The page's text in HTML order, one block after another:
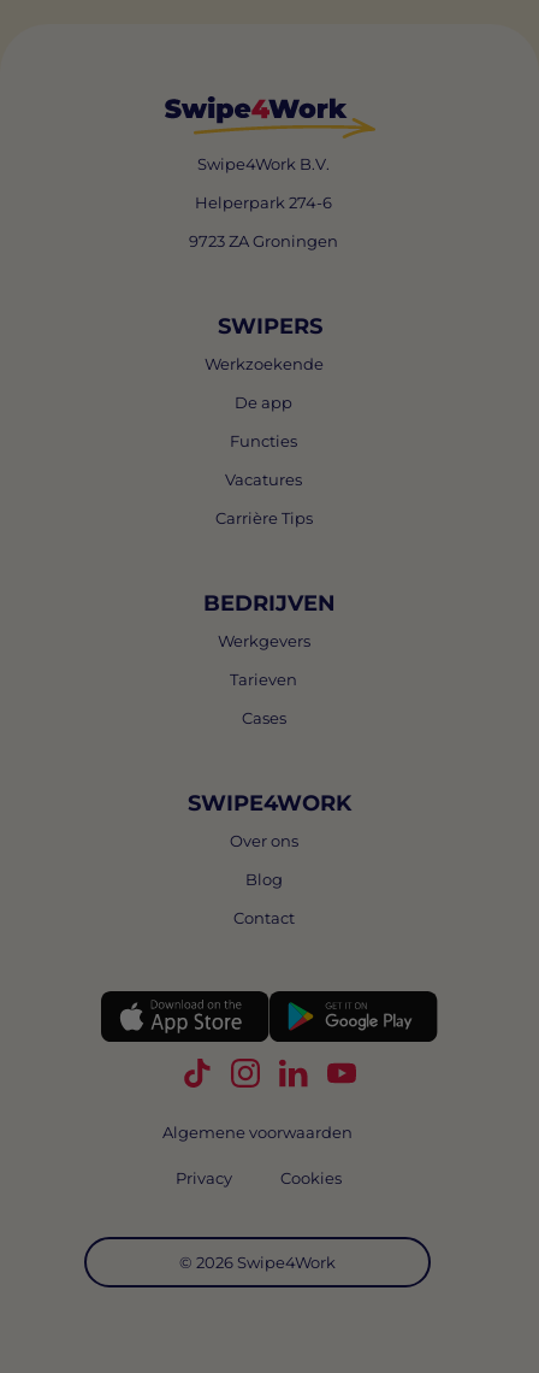
Swipe4Work B.V.
Helperpark 274-6
9723 ZA Groningen
SWIPERS
Werkzoekende
De app
Functies
Vacatures
Carrière Tips
BEDRIJVEN
Werkgevers
Tarieven
Cases
SWIPE4WORK
Over ons
Blog
Contact
Volg Swipe4Work op TikTok
Volg Swipe4Work op
Volg Swipe4Work op
Volg Swipe4Work
© 2026 Swipe4Work
Algemene voorwaarden
Privacy Cookies